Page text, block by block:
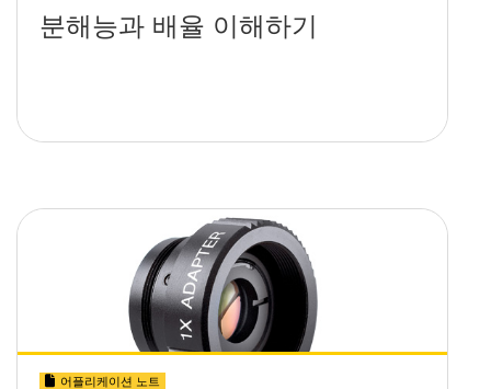
분해능과 배율 이해하기
어플리케이션 노트